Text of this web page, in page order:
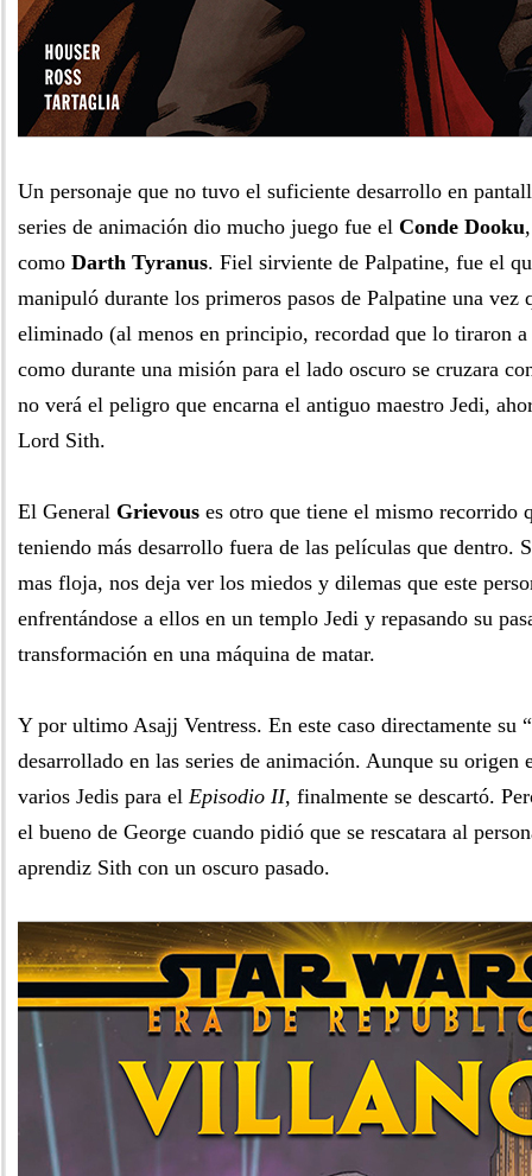
Un personaje que no tuvo el suficiente desarrollo en
series de animación dio mucho juego fue el Conde Dooku
como Darth Tyranus. Fiel sirviente de Palpatine, fue el
manipuló durante los primeros pasos de Palpatine una vez
eliminado (al menos en principio, recordad que lo tiraron
como durante una misión para el lado oscuro se cruzara
no verá el peligro que encarna el antiguo maestro Jedi,
Lord Sith.
El General Grievous es otro que tiene el mismo recorrido
teniendo más desarrollo fuera de las películas que dentro.
mas floja, nos deja ver los miedos y dilemas que este
enfrentándose a ellos en un templo Jedi y repasando su
transformación en una máquina de matar.
Y por ultimo Asajj Ventress. En este caso directamente su
desarrollado en las series de animación. Aunque su origen
varios Jedis para el Episodio II, finalmente se descartó.
el bueno de George cuando pidió que se rescatara al
aprendiz Sith con un oscuro pasado.